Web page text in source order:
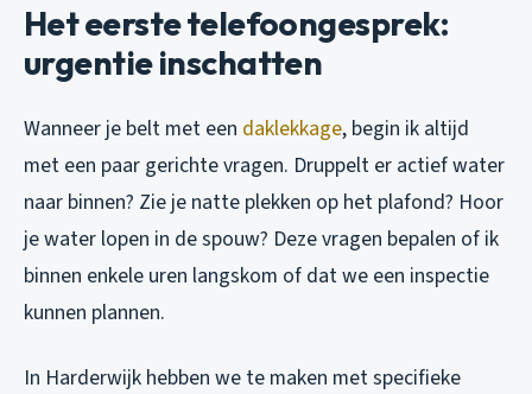
Het eerste telefoongesprek:
urgentie inschatten
Wanneer je belt met een daklekkage, begin ik altijd
met een paar gerichte vragen. Druppelt er actief water
naar binnen? Zie je natte plekken op het plafond? Hoor
je water lopen in de spouw? Deze vragen bepalen of ik
binnen enkele uren langskom of dat we een inspectie
kunnen plannen.
In Harderwijk hebben we te maken met specifieke